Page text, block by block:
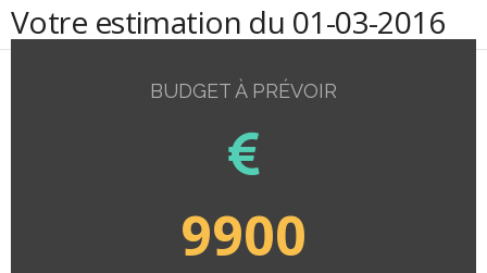
Votre estimation du 01-03-2016
BUDGET À PRÉVOIR
9900